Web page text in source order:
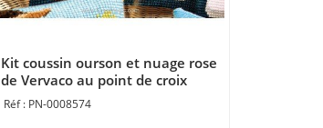
Kit coussin ourson et nuage rose
de Vervaco au point de croix
PN-0008574